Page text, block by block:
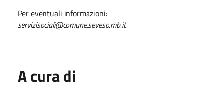
Per eventuali informazioni:
servizisociali@comune.seveso.mb.it
A cura di